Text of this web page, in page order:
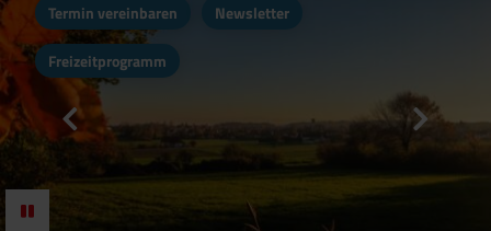
Termin vereinbaren Newsletter
Freizeitprogramm
Aktuelles, Startseite
Rathaus & Bürgerservice